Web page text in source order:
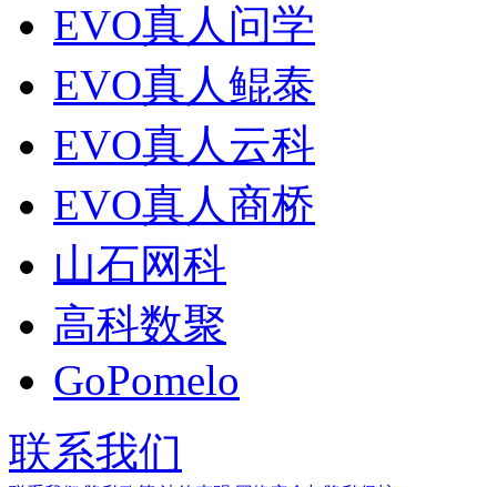
EVO真人问学
EVO真人鲲泰
EVO真人云科
EVO真人商桥
山石网科
高科数聚
GoPomelo
联系我们